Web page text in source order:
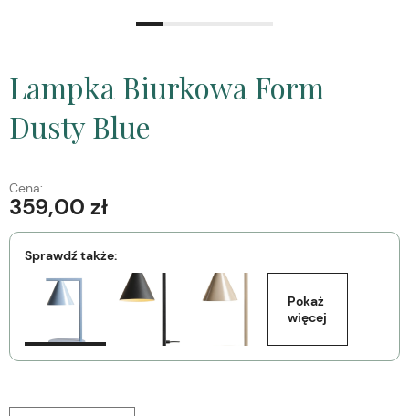
Lampka Biurkowa Form
Dusty Blue
Cena:
359,00 zł
Sprawdź także:
Pokaż
więcej